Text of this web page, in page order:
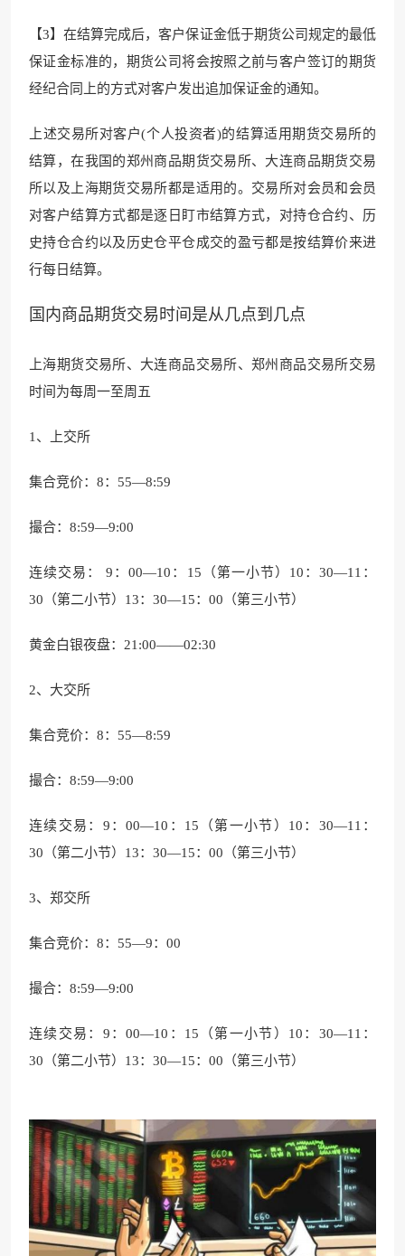
【3】在结算完成后，客户保证金低于期货公司规定的最低
保证金标准的，期货公司将会按照之前与客户签订的期货
经纪合同上的方式对客户发出追加保证金的通知。
上述交易所对客户(个人投资者)的结算适用期货交易所的
结算，在我国的郑州商品期货交易所、大连商品期货交易
所以及上海期货交易所都是适用的。交易所对会员和会员
对客户结算方式都是逐日盯市结算方式，对持仓合约、历
史持仓合约以及历史仓平仓成交的盈亏都是按结算价来进
行每日结算。
国内商品期货交易时间是从几点到几点
上海期货交易所、大连商品交易所、郑州商品交易所交易
时间为每周一至周五
1、上交所
集合竞价：8：55—8:59
撮合：8:59—9:00
连续交易： 9：00—10：15（第一小节）10：30—11：
30（第二小节）13：30—15：00（第三小节）
黄金白银夜盘：21:00——02:30
2、大交所
集合竞价：8：55—8:59
撮合：8:59—9:00
连续交易：9：00—10：15（第一小节）10：30—11：
30（第二小节）13：30—15：00（第三小节）
3、郑交所
集合竞价：8：55—9：00
撮合：8:59—9:00
连续交易：9：00—10：15（第一小节）10：30—11：
30（第二小节）13：30—15：00（第三小节）